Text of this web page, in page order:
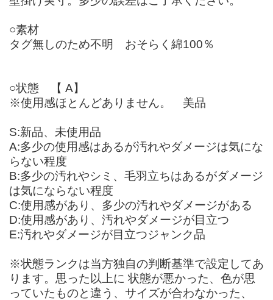
○素材
タグ無しのため不明 おそらく綿100％
○状態 【 A】
※使用感ほとんどありません。 美品
S:新品、未使用品
A:多少の使用感はあるが汚れやダメージは気にな
らない程度
B:多少の汚れやシミ、毛羽立ちはあるがダメージ
は気にならない程度
C:使用感があり、多少の汚れやダメージがある
D:使用感があり、汚れやダメージが目立つ
E:汚れやダメージが目立つジャンク品
※状態ランクは当方独自の判断基準で設定してあ
ります。思った以上に 状態が悪かった、色が思
っていたものと違う、サイズが合わなかった、